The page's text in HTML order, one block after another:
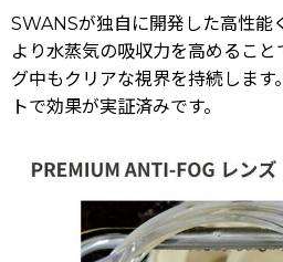
SWANSが独自に開発した高性能
より水蒸気の吸収力を高めるこ
グ中もクリアな視界を持続します
トで効果が実証済みです。